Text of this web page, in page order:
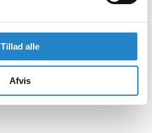
Tillad alle
Afvis